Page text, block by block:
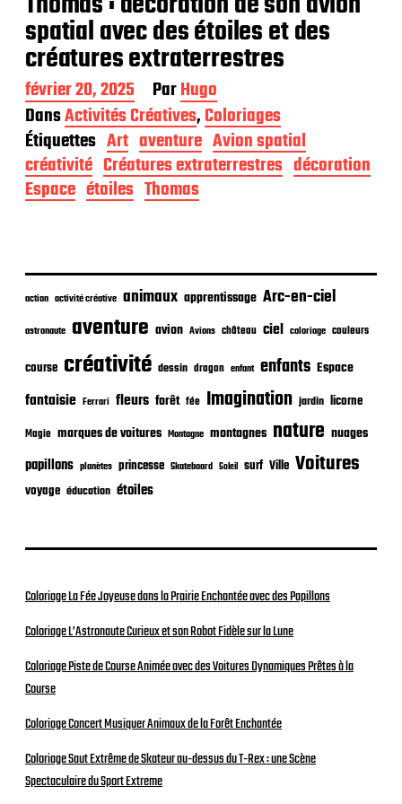
spatial avec des étoiles et des
créatures extraterrestres
D
a
t
e
d
e
p
i
a
t
i
o
n
février 20, 2025 ParHugo
DansActivités Créatives,Coloriages
Étiquettes Art aventure Avion spatial
créativité Créatures extraterrestres décoration
Espace étoiles Thomas
action activité créative animaux apprentissage Arc-en-ciel
astronaute aventure avion Avions château ciel coloriage couleurs
course créativité dessin dragon enfant enfants Espace
fantaisie Ferrari fleurs forêt fée Imagination jardin licorne
Magie marques de voitures Montagne montagnes nature nuages
papillons planètes princesse Skateboard Soleil surf Ville Voitures
voyage éducation étoiles
Coloriage La Fée Joyeuse dans la Prairie Enchantée avec des Papillons
Coloriage L’Astronaute Curieux et son Robot Fidèle sur la Lune
Coloriage Piste de Course Animée avec des Voitures Dynamiques Prêtes à la
Course
Coloriage Concert Musiquer Animaux de la Forêt Enchantée
Coloriage Saut Extrême de Skateur au-dessus du T-Rex : une Scène
Spectaculaire du Sport Extreme